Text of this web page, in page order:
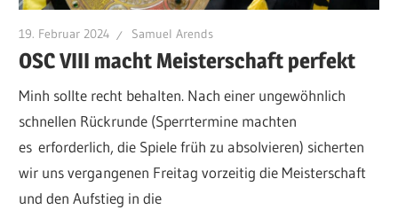
19. Februar 2024 Samuel Arends
OSC VIII macht Meisterschaft perfekt
Minh sollte recht behalten. Nach einer ungewöhnlich
schnellen Rückrunde (Sperrtermine machten
es erforderlich, die Spiele früh zu absolvieren) sicherten
wir uns vergangenen Freitag vorzeitig die Meisterschaft
und den Aufstieg in die